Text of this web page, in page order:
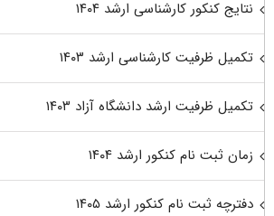
نتایج کنکور کارشناسی ارشد ۱۴۰۴
تکمیل ظرفیت کارشناسی ارشد ۱۴۰۳
تکمیل ظرفیت ارشد دانشگاه آزاد ۱۴۰۳
زمان ثبت نام کنکور ارشد ۱۴۰۴
دفترچه ثبت نام کنکور ارشد ۱۴۰۵